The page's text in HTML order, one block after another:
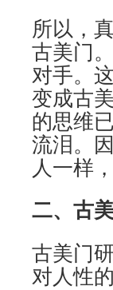
所以，
古美门
对手。
变成古
的思维
流泪。
人一样
二、古
古美门
对人性